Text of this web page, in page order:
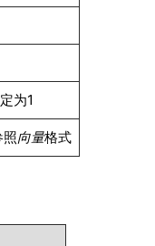
为1
照向量格式